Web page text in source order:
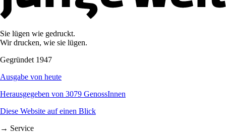
Sie lügen wie gedruckt.
Wir drucken, wie sie lügen.
Gegründet 1947
Ausgabe von heute
Herausgegeben von 3079 GenossInnen
Diese Website auf einen Blick
→ Service